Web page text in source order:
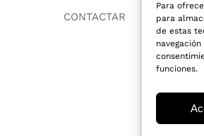
Para
para
de estas
funciones.
CONTACTAR